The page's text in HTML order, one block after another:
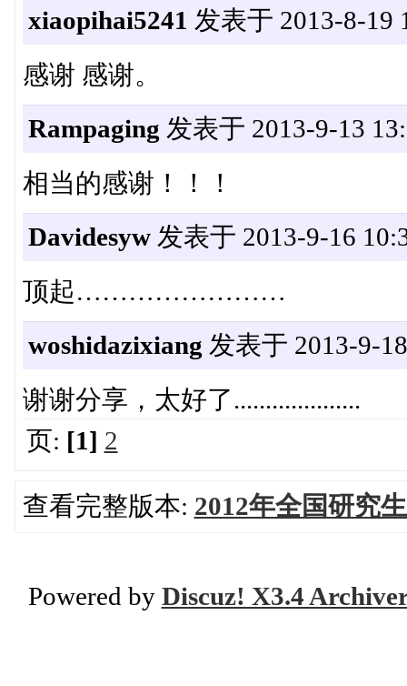
xiaopihai5241 发表于 2013-8-19
感谢 感谢。
Rampaging 发表于 2013-9-13
相当的感谢！！！
Davidesyw发表于 2013-9-16
顶起……………………
woshidazixiang 发表于 2013-9-
谢谢分享，太好了....................
页: [1] 2
查看完整版本: 2012年全国研究
Powered by Discuz! X3.4